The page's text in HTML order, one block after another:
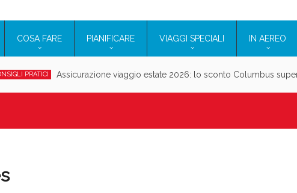
COSA FARE PIANIFICARE VIAGGI SPECIALI IN AEREO
PRATICI Cosmetici solidi in viaggio: i prodotti che hanno conquistato